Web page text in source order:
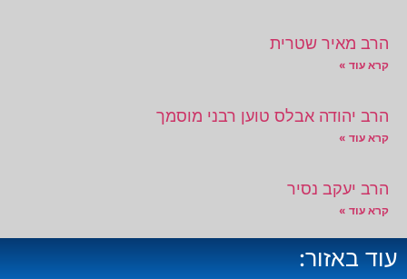
הרב מאיר שטרית
קרא עוד »
הרב יהודה אבלס טוען רבני מוסמך
קרא עוד »
הרב יעקב נסיר
קרא עוד »
עוד באזור: